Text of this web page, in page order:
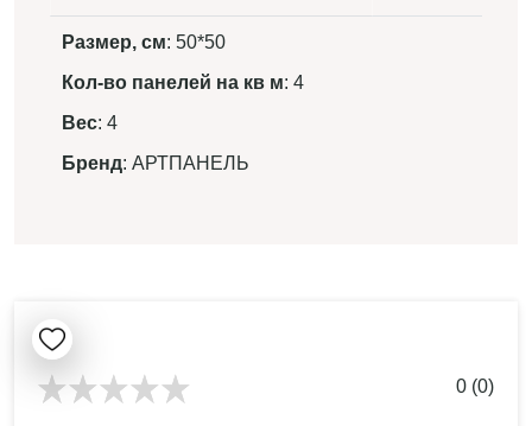
Размер, см: 50*50
Кол-во панелей на кв м: 4
Вес: 4
Бренд: АРТПАНЕЛЬ
0 (0)